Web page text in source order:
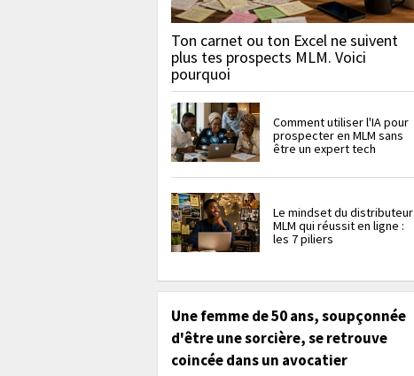
Ton carnet ou ton Excel ne suivent
plus tes prospects MLM. Voici
pourquoi
Comment utiliser l'IA pour
prospecter en MLM sans
être un expert tech
Le mindset du distributeur
MLM qui réussit en ligne :
les 7 piliers
Une femme de 50 ans, soupçonnée
d'être une sorcière, se retrouve
coincée dans un avocatier